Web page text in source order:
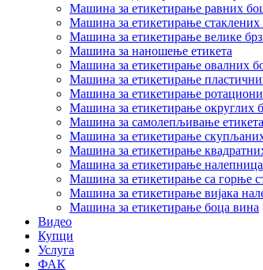
Машина за етикетирање равних
Машина за етикетирање стаклених
Машина за етикетирање велике
Машина за наношење етикета
Машина за етикетирање овалних
Машина за етикетирање
Машина за етикетирање
Машина за етикетирање округлих
Машина за самолепљивање етикета
Машина за етикетирање
Машина за етикетирање
Машина за етикетирање налепница
Машина за етикетирање са горње
Машина за етикетирање вијака
Машина за етикетирање боца вина
Видео
Купци
Услуга
ФАК